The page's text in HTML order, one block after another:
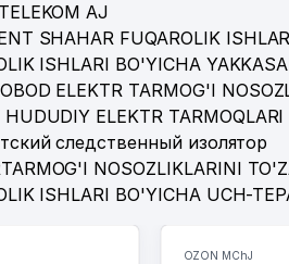
AJ
SHAHAR FUQAROLIK
ISHLARI BO'YICHA
ELEKTR TARMOG'I
HUDUDIY ELEKTR
следственный изолятор
NOSOZLIKLARINI
ISHLARI BO'YICHA UCH-
OZON MChJ